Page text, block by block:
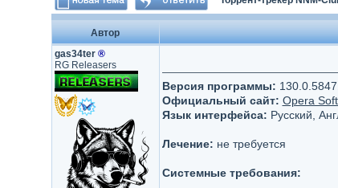
Автор
gas34ter ®
RG Releasers
Версия программы:
Официальный сайт: Opera
Язык интерфейса: Русский,
Лечение: не требуется
Системные требования: